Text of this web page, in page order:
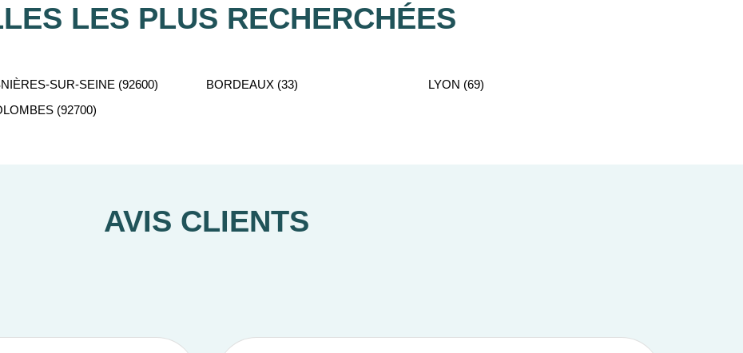
LES PLUS RECHERCHÉES
SUR-SEINE (92600) BORDEAUX (33)
LYON (69)
(92700)
AVIS CLIENTS